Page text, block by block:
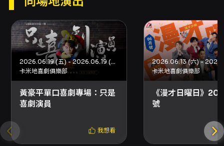
2026.06.19 (五) - 2026.06.19 (五)
卡米地喜劇俱樂部
黃豪平單口喜劇專場：只是
喜劇演員
我想看
卡米地喜劇俱樂部
《漫才日曜日》
號